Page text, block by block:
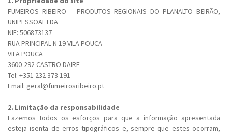
FUMEIROS RIBEIRO – PRODUTOS REGIONAIS DO PLANALTO BEIRÃO,
UNIPESSOAL LDA
NIF: 506873137
RUA PRINCIPAL N 19 VILA POUCA
VILA POUCA
3600-292 CASTRO DAIRE
Tel: +351 232 373 191
Email: geral@fumeirosribeiro.pt
2. Limitação da responsabilidade
Fazemos todos os esforços para que a informação apresentada
esteja isenta de erros tipográficos e, sempre que estes ocorram,